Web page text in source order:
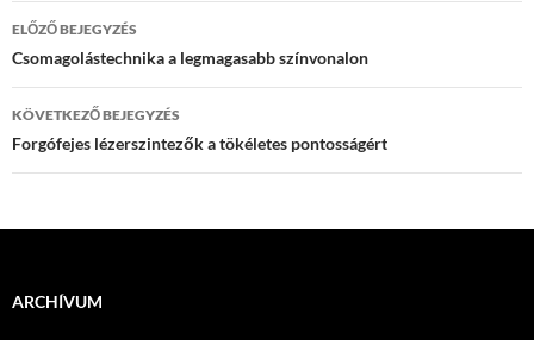
Bejegyzés
navigáció
ELŐZŐ BEJEGYZÉS
Csomagolástechnika a legmagasabb színvonalon
KÖVETKEZŐ BEJEGYZÉS
Forgófejes lézerszintezők a tökéletes pontosságért
ARCHÍVUM